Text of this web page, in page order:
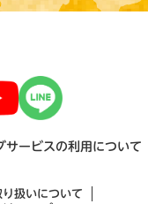
サービスの利用について
扱いについて